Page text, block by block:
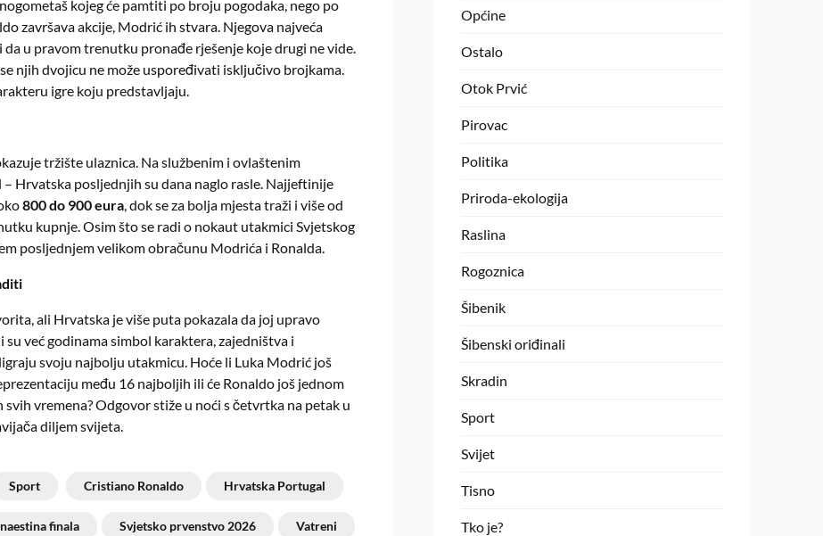
kojeg će pamtiti po broju pogodaka, nego po
završava akcije, Modrić ih stvara. Njegova najveća
u pravom trenutku pronađe rješenje koje drugi ne vide.
njih dvojicu ne može uspoređivati isključivo brojkama.
igre koju predstavljaju.
tržište ulaznica. Na službenim i ovlaštenim
Hrvatska posljednjih su dana naglo rasle. Najjeftinije
800 do 900 eura, dok se za bolja mjesta traži i više od
kupnje. Osim što se radi o nokaut utakmici Svjetskog
posljednjem velikom obračunu Modrića i Ronalda.
ali Hrvatska je više puta pokazala da joj upravo
već godinama simbol karaktera, zajedništva i
svoju najbolju utakmicu. Hoće li Luka Modrić još
među 16 najboljih ili će Ronaldo još jednom
vremena? Odgovor stiže u noći s četvrtka na petak u
diljem svijeta.
Sport Cristiano Ronaldo Hrvatska Portugal
finala Svjetsko prvenstvo 2026 Vatreni
Općine
Ostalo
Otok Prvić
Pirovac
Politika
Priroda-ekologija
Raslina
Rogoznica
Šibenik
Šibenski oriđinali
Skradin
Sport
Svijet
Tisno
Tko je?